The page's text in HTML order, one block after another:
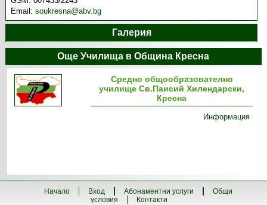
Email:soukresna@abv.bg
Галерия
Още Училища в Община Кресна
Средно общообразователно
училище Св.Паисий Хилендарски,
Кресна
Информация
Начало Вход Абонаментни услуги
Общи
условия
Контакти